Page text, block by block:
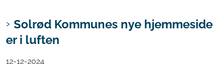
Solrød Kommunes nye hjemmeside
er i luften
12-12-2024